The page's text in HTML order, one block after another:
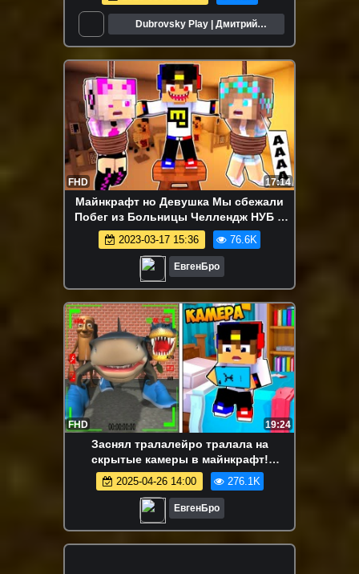
Dubrovsky Play | Дмитрий
FHD 17:14
Майнкрафт но Девушка Мы сбежали
Побег из Больницы Челлендж НУБ И
ПРО ВИДЕО ТРОЛЛИНГ MINECRAFT
2023-03-17 15:36 76.6K
ЕвгенБро
FHD 19:24
Заснял тралалейро тралала на
скрытые камеры в майнкрафт!
Девушка новичок видео minecraft
2025-04-26 14:00 276.1K
ЕвгенБро